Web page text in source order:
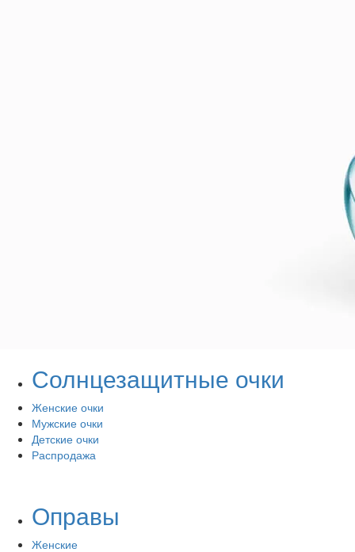
Солнцезащитные очки
Женские очки
Мужские очки
Детские очки
Распродажа
Оправы
Женские